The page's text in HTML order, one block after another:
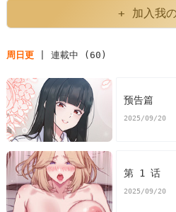
面临危机
+ 加入我
周日更| 連載中 (60)
预告篇
2025/09/20
第 1 话
2025/09/20